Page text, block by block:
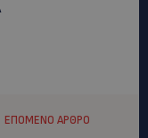
ΕΠΌΜΕΝΟ ΆΡΘΡΟ